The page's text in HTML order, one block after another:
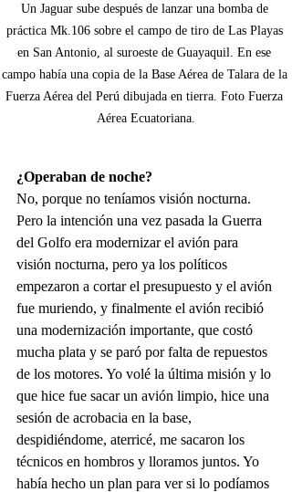
Un Jaguar sube después de lanzar una bomba de
práctica Mk.106 sobre el campo de tiro de Las Playas
en San Antonio, al suroeste de Guayaquil. En ese
campo había una copia de la Base Aérea de Talara de la
Fuerza Aérea del Perú dibujada en tierra. Foto Fuerza
Aérea Ecuatoriana.
¿Operaban de noche?
No, porque no teníamos visión nocturna.
Pero la intención una vez pasada la Guerra
del Golfo era modernizar el avión para
visión nocturna, pero ya los políticos
empezaron a cortar el presupuesto y el avión
fue muriendo, y finalmente el avión recibió
una modernización importante, que costó
mucha plata y se paró por falta de repuestos
de los motores. Yo volé la última misión y lo
que hice fue sacar un avión limpio, hice una
sesión de acrobacia en la base,
despidiéndome, aterricé, me sacaron los
técnicos en hombros y lloramos juntos. Yo
había hecho un plan para ver si lo podíamos